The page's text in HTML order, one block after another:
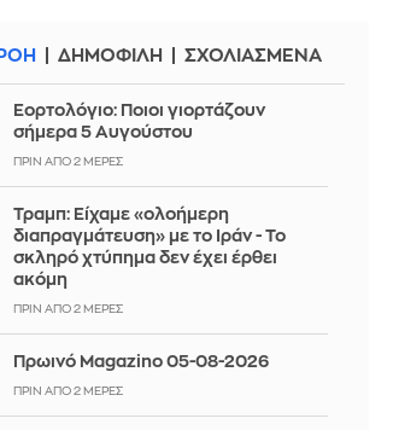
ΡΟΗ ΔΗΜΟΦΙΛΗ ΣΧΟΛΙΑΣΜΕΝΑ
Εορτολόγιο: Ποιοι γιορτάζουν
σήμερα 5 Αυγούστου
ΠΡΙΝ ΑΠΌ 2 ΜΈΡΕΣ
Τραμπ: Είχαμε «ολοήμερη
διαπραγμάτευση» με το Ιράν - Το
σκληρό χτύπημα δεν έχει έρθει
ακόμη
ΠΡΙΝ ΑΠΌ 2 ΜΈΡΕΣ
Πρωινό Magazino 05-08-2026
ΠΡΙΝ ΑΠΌ 2 ΜΈΡΕΣ